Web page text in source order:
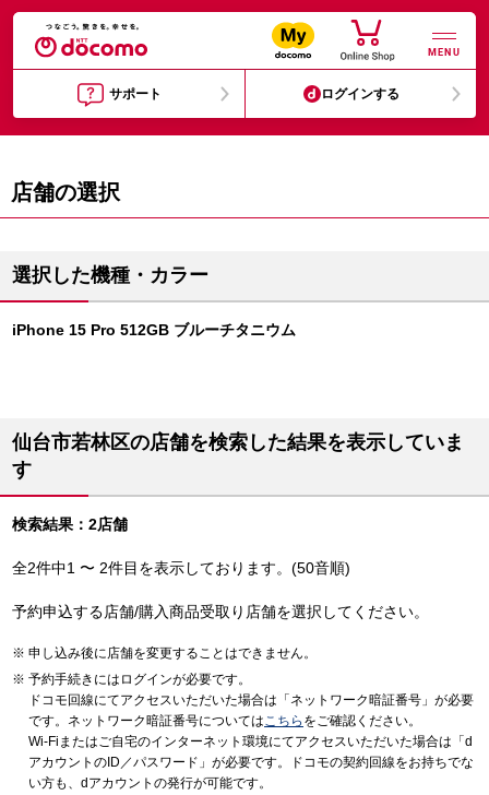
MENU
サポート ログインする
店舗の選択
選択した機種・カラー
iPhone 15 Pro 512GB ブルーチタニウム
仙台市若林区の店舗を検索した結果を表示していま
す
検索結果：2店舗
全2件中1 〜 2件目を表示しております。(50音順)
予約申込する店舗/購入商品受取り店舗を選択してください。
申し込み後に店舗を変更することはできません。
予約手続きにはログインが必要です。
ドコモ回線にてアクセスいただいた場合は「ネットワーク暗証番号」が必要
です。ネットワーク暗証番号についてはこちら をご確認ください。
Wi-Fiまたはご自宅のインターネット環境にてアクセスいただいた場合は「d
アカウントのID／パスワード」が必要です。ドコモの契約回線をお持ちでな
い方も、dアカウントの発行が可能です。